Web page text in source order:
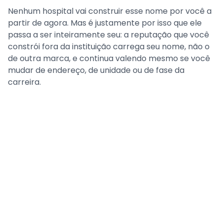
Nenhum hospital vai construir esse nome por você a
partir de agora. Mas é justamente por isso que ele
passa a ser inteiramente seu: a reputação que você
constrói fora da instituição carrega seu nome, não o
de outra marca, e continua valendo mesmo se você
mudar de endereço, de unidade ou de fase da
carreira.